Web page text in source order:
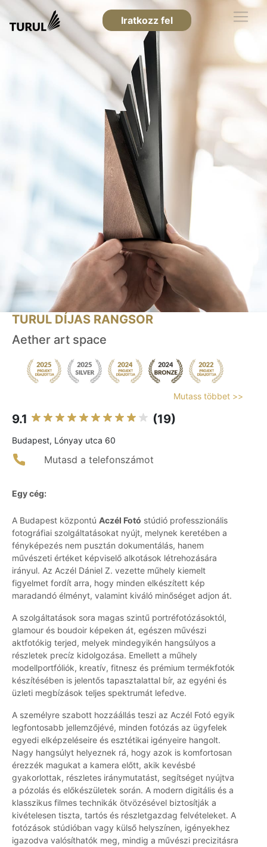
Iratkozz fel
TURUL DÍJAS RANGSOR
Aether art space
Mutass többet >>
9.1 (19)
Budapest, Lónyay utca 60
Mutasd a telefonszámot
Egy cég:
A Budapest központú Aczél Fotó stúdió professzionális
fotográfiai szolgáltatásokat nyújt, melynek keretében a
fényképezés nem pusztán dokumentálás, hanem
művészeti értéket képviselő alkotások létrehozására
irányul. Az Aczél Dániel Z. vezette műhely kiemelt
figyelmet fordít arra, hogy minden elkészített kép
maradandó élményt, valamint kiváló minőséget adjon át.
A szolgáltatások sora magas szintű portréfotózásoktól,
glamour és boudoir képeken át, egészen művészi
aktfotókig terjed, melyek mindegyikén hangsúlyos a
részletek precíz kidolgozása. Emellett a műhely
modellportfóliók, kreatív, fitnesz és prémium termékfotók
készítésében is jelentős tapasztalattal bír, az egyéni és
üzleti megbízások teljes spektrumát lefedve.
A személyre szabott hozzáállás teszi az Aczél Fotó egyik
legfontosabb jellemzőjévé, minden fotózás az ügyfelek
egyedi elképzeléseire és esztétikai igényeire hangolt.
Nagy hangsúlyt helyeznek rá, hogy azok is komfortosan
érezzék magukat a kamera előtt, akik kevésbé
gyakorlottak, részletes iránymutatást, segítséget nyújtva
a pózolás és előkészületek során. A modern digitális és a
klasszikus filmes technikák ötvözésével biztosítják a
kivételesen tiszta, tartós és részletgazdag felvételeket. A
fotózások stúdióban vagy külső helyszínen, igényekhez
igazodva valósíthatók meg, mindig a művészi precizitásra